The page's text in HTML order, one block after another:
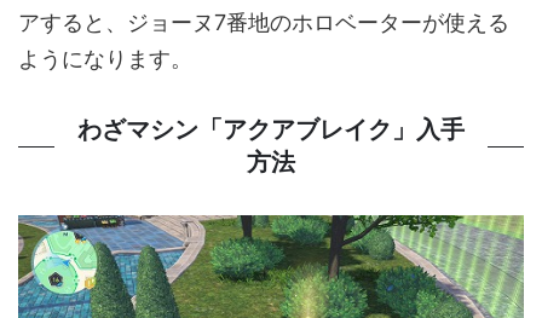
アすると、ジョーヌ7番地のホロベーターが使える
ようになります。
わざマシン「アクアブレイク」入手
方法